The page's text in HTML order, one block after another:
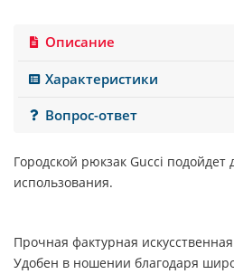
Описание
Характеристики
Вопрос-ответ
Городской рюкзак Gucci подойдет
использования.
Прочная фактурная
Удобен в ношении благодаря